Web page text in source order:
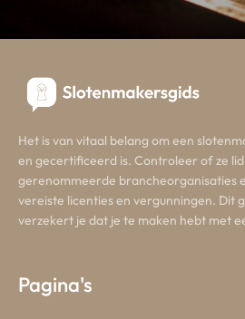
Het is van vitaal belang om een
en gecertificeerd is. Controleer of ze lid
gerenommeerde brancheorganisaties
vereiste licenties en vergunningen. Dit
verzekert je dat je te maken hebt met
Pagina's